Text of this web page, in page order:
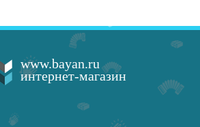
www.bayan.ru
интернет-магазин